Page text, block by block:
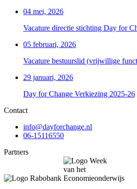
04 mei, 2026
Vacature directie stichting Day for
05 februari, 2026
Vacature bestuurslid (vrijwillige
29 januari, 2026
Day for Change Verkiezing 2025-26
Contact
info@dayforchange.nl
06-15116550
Partners